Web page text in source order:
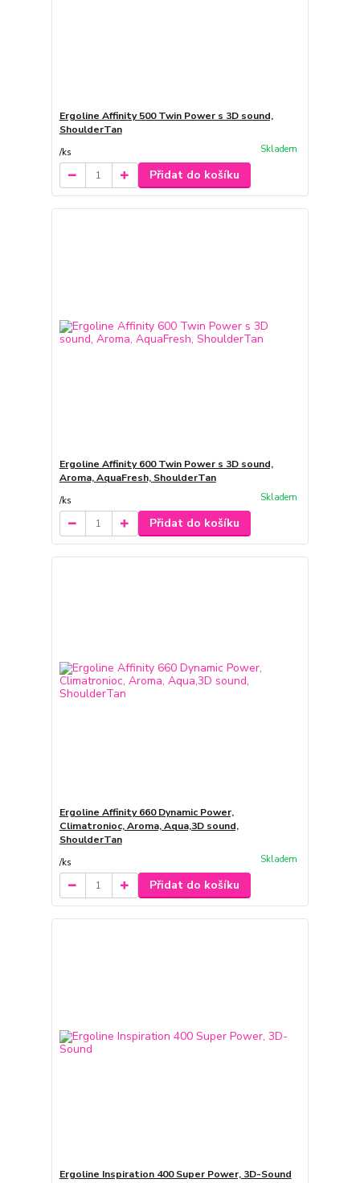
Ergoline Affinity 500 Twin Power s 3D sound,
ShoulderTan
/ks Skladem
Přidat do košíku
Ergoline Affinity 600 Twin Power s 3D sound,
Aroma, AquaFresh, ShoulderTan
/ks Skladem
Přidat do košíku
Ergoline Affinity 660 Dynamic Power,
Climatronioc, Aroma, Aqua,3D sound,
ShoulderTan
/ks Skladem
Přidat do košíku
Ergoline Inspiration 400 Super Power, 3D-Sound